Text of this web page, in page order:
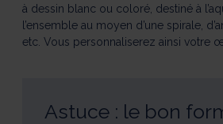
à dessin blanc ou coloré, destiné à
l’ensemble au moyen d’une spirale,
etc. Vous personnaliserez ainsi votre
Astuce : le bon